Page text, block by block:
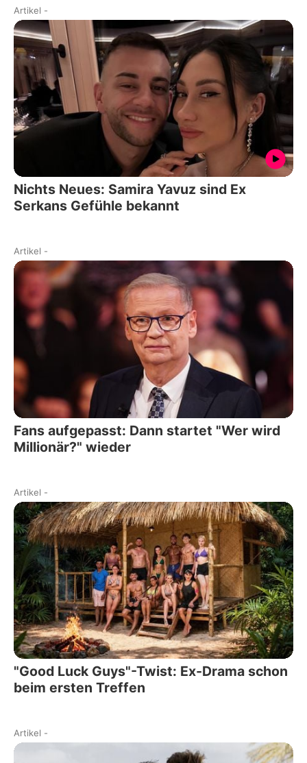
Artikel -
Nichts Neues: Samira Yavuz sind Ex
Serkans Gefühle bekannt
Artikel -
Fans aufgepasst: Dann startet "Wer wird
Millionär?" wieder
Artikel -
"Good Luck Guys"-Twist: Ex-Drama schon
beim ersten Treffen
Artikel -